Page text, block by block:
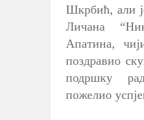
Шкрбић, али
Личана
Апатина,
поздравио
подршку
пожелио